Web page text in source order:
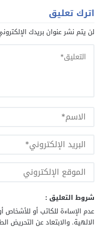
اترك تعليق
لن يتم نشر عنوان بريدك
شروط التعليق :
عدم الإساءة للكاتب أو للأشخاص
الالهية. والابتعاد عن التحريض